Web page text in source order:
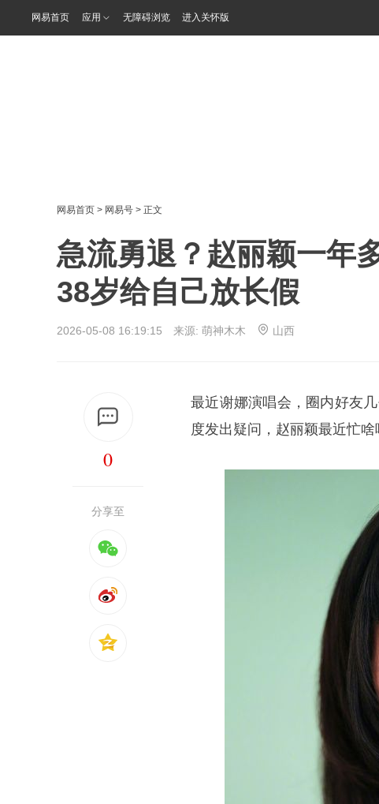
网易首页 应用 无障碍浏览 进入关怀版
网易首页 > 网易号 > 正文
急流勇退？赵丽颖一年
38岁给自己放长假
2026-05-08 16:19:15 来源: 萌神木木 山西
0
分享至
最近谢娜演唱会，圈内好友
度发出疑问，赵丽颖最近忙啥